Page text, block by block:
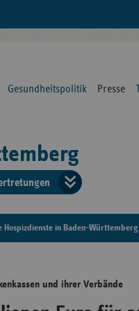
Gesundheitspolitik Presse
der
in Baden-Württemberg
und ihrer Verbände